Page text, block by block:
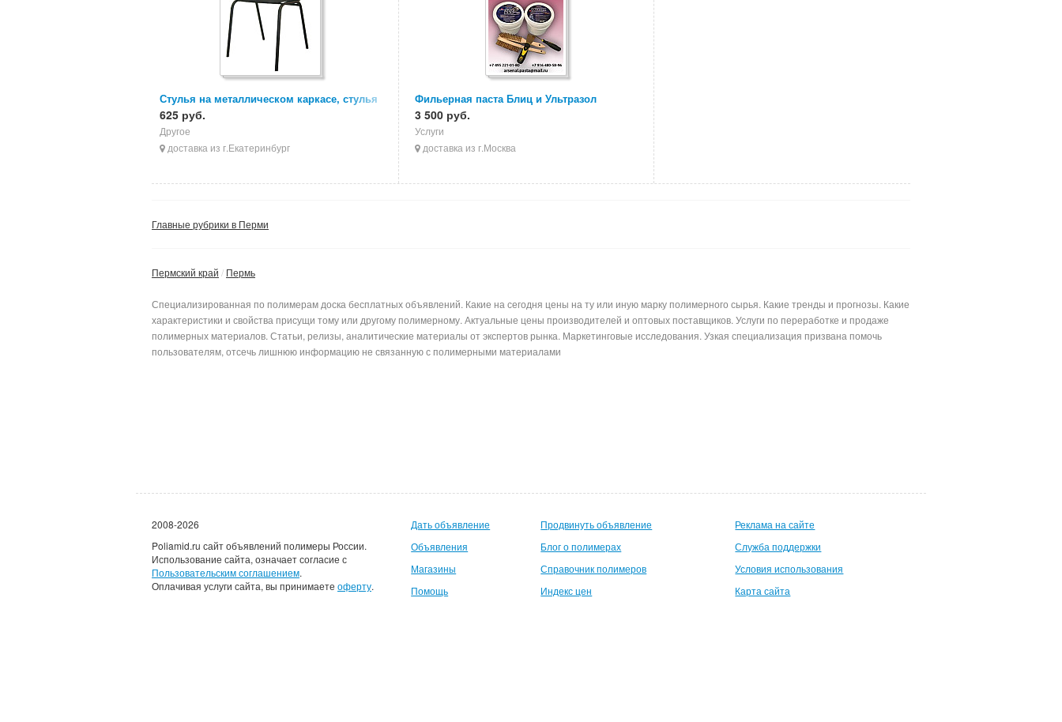
Стулья на металлическом каркасе, стулья
ИЗО, стулья для персонала
625 руб.
Другое
доставка из г.Екатеринбург
Фильерная паста Блиц и Ультразол
3 500 руб.
Услуги
доставка из г.Москва
Главные рубрики в Перми
Пермский край Пермь
Специализированная по полимерам доска бесплатных объявлений. Какие на сегодня цены на ту или иную марку полимерного сырья. Какие тренды и прогнозы. Какие
характеристики и свойства присущи тому или другому полимерному. Актуальные цены производителей и оптовых поставщиков. Услуги по переработке и продаже
полимерных материалов. Статьи, релизы, аналитические материалы от экспертов рынка. Маркетинговые исследования. Узкая специализация призвана помочь
пользователям, отсечь лишнюю информацию не связанную с полимерными материалами
2008-2026
Poliamid.ru сайт объявлений полимеры России.
Использование сайта, означает согласие с
Пользовательским соглашением.
Оплачивая услуги сайта, вы принимаете оферту.
Дать объявление
Объявления
Магазины
Помощь
Продвинуть объявление
Блог о полимерах
Справочник полимеров
Индекс цен
Реклама на сайте
Служба поддержки
Условия использования
Карта сайта